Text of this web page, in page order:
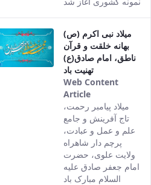
میلاد نبی اکرم (ص)
بهانه خلقت و قرآن
ناطق، امام صادق(ع)
تهنیت باد
Web Content
Article
This result
comes from
the Persian
version of
this content.
میلاد پیامبر رحمت،
تاج آفرینش و جامع
علم و عمل و عبادت،
پرچم دار شاهراه
ولایت علوی، حضرت
امام جعفر صادق علیه
السلام مبارک باد